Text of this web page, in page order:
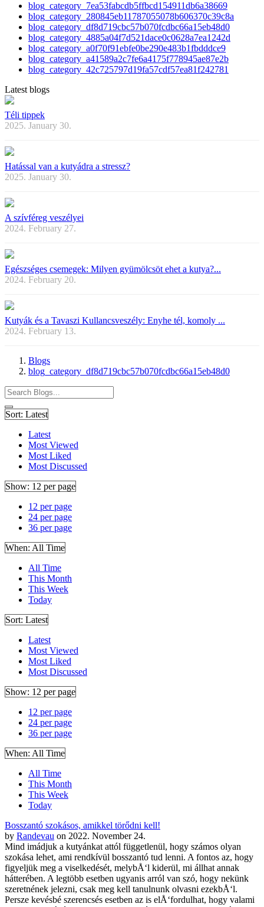
blog_category_7ea53fabcdb5ffbcd154911db6a38669
blog_category_280845eb11787055078b606370c39c8a
blog_category_df8d719cbc57b070fcdbc66a15eb48d0
blog_category_4885a04f7d521dace0c0628a7ea1242d
blog_category_a0f70f91ebfe0be290e483b1fbdddce9
blog_category_a41589a2c7fe6a4175f778945ae87e2b
blog_category_42c725797d19fa57cdf57ea81f242781
Latest blogs
Téli tippek
2025. January 30.
Hatással van a kutyádra a stressz?
2025. January 30.
A szívféreg veszélyei
2024. February 27.
Egészséges csemegek: Milyen gyümölcsöt ehet a kutya?...
2024. February 20.
Kutyák és a Tavaszi Kullancsveszély: Enyhe tél, komoly ...
2024. February 13.
Blogs
blog_category_df8d719cbc57b070fcdbc66a15eb48d0
Sort: Latest
Latest
Most Viewed
Most Liked
Most Discussed
Show: 12 per page
12 per page
24 per page
36 per page
When: All Time
All Time
This Month
This Week
Today
Sort: Latest
Latest
Most Viewed
Most Liked
Most Discussed
Show: 12 per page
12 per page
24 per page
36 per page
When: All Time
All Time
This Month
This Week
Today
Bosszantó szokásos, amikkel törődni kell!
by Randevau on 2022. November 24.
Mind imádjuk a kutyánkat attól függetlenül, hogy számos olyan
szokása lehet, ami rendkívül bosszantó tud lenni. A fontos az, hogy
figyeljük meg a viselkedését, melybÅ‘l kiderül, mi állhat annak
hátterében. A legtöbb esetben ugyanis arról van szó, hogy nekünk
szeretnének jelezni, csak meg kell tanulnunk olvasni ezekbÅ‘l.
Persze kevésbé szerencsés esetben az is elÅ‘fordulhat, hogy valami